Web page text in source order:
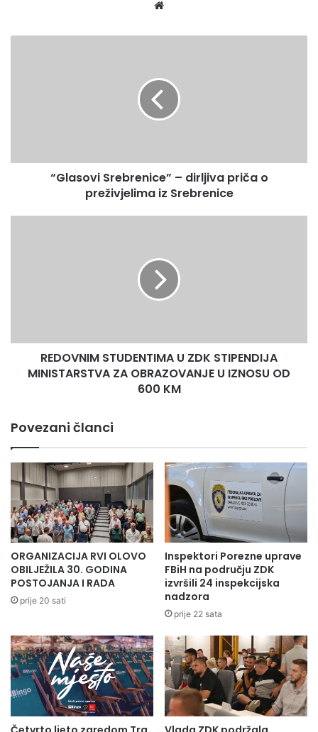
Srebrenice
“Glasovi Srebrenice” – dirljiva priča o
preživjelima iz Srebrenice
U
IZNOSUREDOVNIM STUDENTIMA U ZDK STIPENDIJA
MINISTARSTVA ZA OBRAZOVANJE U IZNOSU OD
600 KM
Povezani članci
ORGANIZACIJA RVI OLOVO
OBILJEŽILA 30. GODINA
POSTOJANJA I RADA
prije 20 sati
Inspektori Porezne uprave
FBiH na području ZDK
izvršili 24 inspekcijska
nadzora
prije 22 sata